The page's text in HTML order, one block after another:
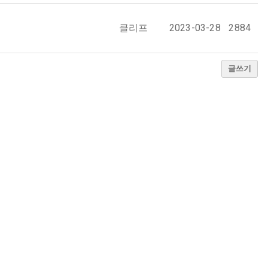
클리프 2023-03-28 2884
글쓰기